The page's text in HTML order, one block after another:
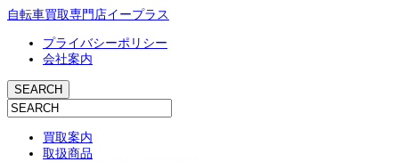
自転車買取専門店イープラス
プライバシーポリシー
会社案内
買取案内
取扱商品